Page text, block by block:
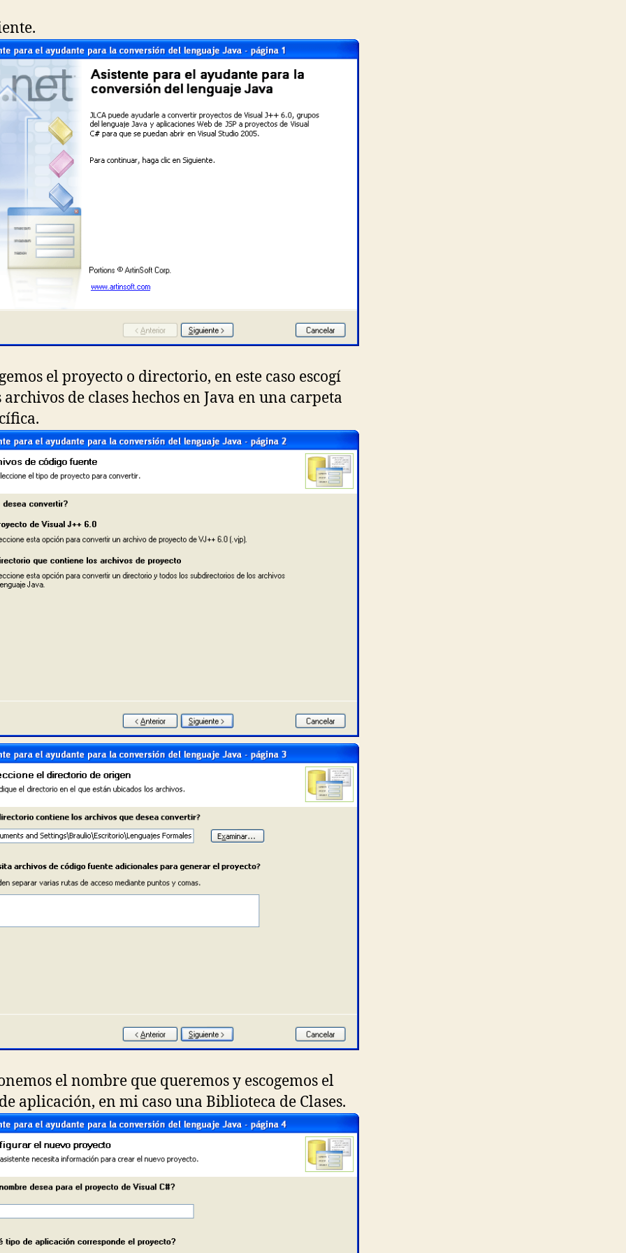
el proyecto o directorio, en este caso escogí
archivos de clases hechos en Java en una carpeta
el nombre que queremos y escogemos el
aplicación, en mi caso una Biblioteca de Clases.